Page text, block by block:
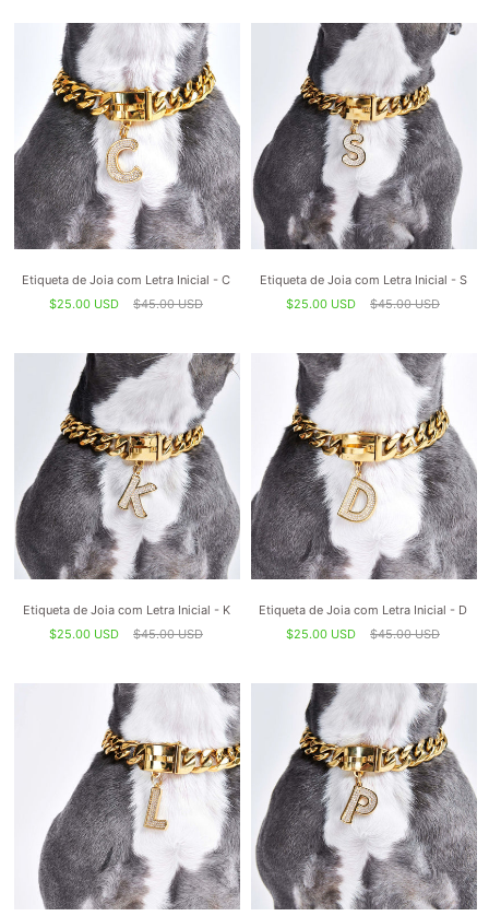
Etiqueta de Joia com Letra Inicial - C
$25.00 USD
$45.00 USD
Etiqueta de Joia com Letra Inicial - S
$25.00 USD
$45.00 USD
Etiqueta de Joia com Letra Inicial - K
$25.00 USD
$45.00 USD
Etiqueta de Joia com Letra Inicial - D
$25.00 USD
$45.00 USD